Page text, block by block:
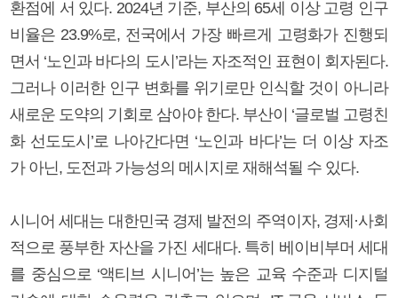
환점에 서 있다. 2024년 기준, 부산의 65세 이상 고령 인구
비율은 23.9%로, 전국에서 가장 빠르게 고령화가 진행되
면서 ‘노인과 바다의 도시’라는 자조적인 표현이 회자된다.
그러나 이러한 인구 변화를 위기로만 인식할 것이 아니라
새로운 도약의 기회로 삼아야 한다. 부산이 ‘글로벌 고령친
화 선도도시’로 나아간다면 ‘노인과 바다’는 더 이상 자조
가 아닌, 도전과 가능성의 메시지로 재해석될 수 있다.
시니어 세대는 대한민국 경제 발전의 주역이자, 경제·사회
적으로 풍부한 자산을 가진 세대다. 특히 베이비부머 세대
를 중심으로 ‘액티브 시니어’는 높은 교육 수준과 디지털